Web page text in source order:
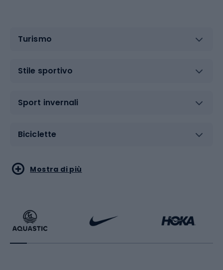
Turismo
Stile sportivo
Sport invernali
Biciclette
Sport acquatici
Bikepacking
Sport di arti marziali
Sport con le racchette
Mostra di più